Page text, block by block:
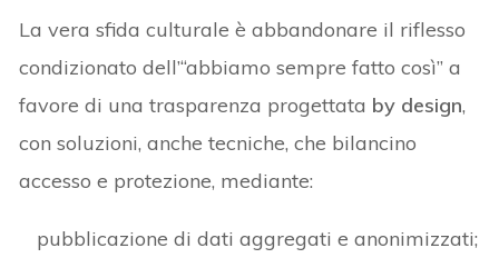
La vera sfida culturale è abbandonare il riflesso
condizionato dell’“abbiamo sempre fatto così” a
favore di una trasparenza progettata by design,
con soluzioni, anche tecniche, che bilancino
accesso e protezione, mediante:
pubblicazione di dati aggregati e anonimizzati;